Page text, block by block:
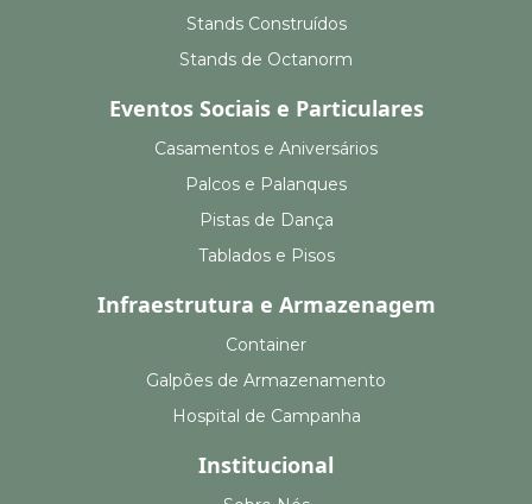
Stands Construídos
Stands de Octanorm
Eventos Sociais e Particulares
Casamentos e Aniversários
Palcos e Palanques
Pistas de Dança
Tablados e Pisos
Infraestrutura e Armazenagem
Container
Galpões de Armazenamento
Hospital de Campanha
Institucional